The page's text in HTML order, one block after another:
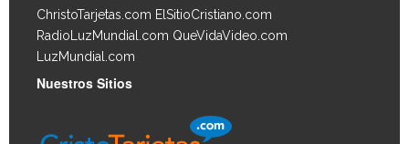
ChristoTarjetas.com ElSitioCristiano.com
RadioLuzMundial.com QueVidaVideo.com
LuzMundial.com
Nuestros Sitios